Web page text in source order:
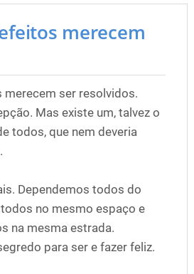
merecem
ser resolvidos.
Mas existe um, talvez o
todos, que nem deveria
Dependemos todos do
no mesmo espaço e
na mesma estrada.
para ser e fazer feliz.